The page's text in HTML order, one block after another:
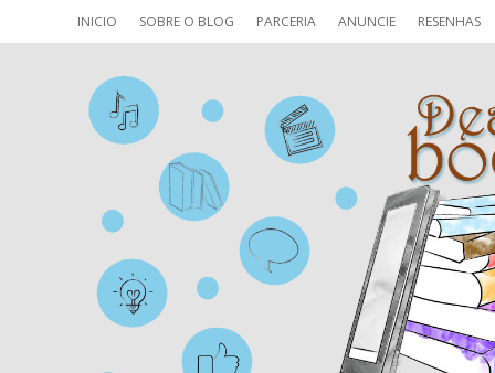
INICIO SOBRE O BLOG PARCERIA ANUNCIE RESENHAS